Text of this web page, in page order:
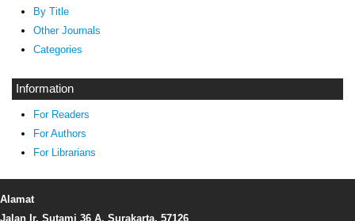
By Title
Other Journals
Categories
Information
For Readers
For Authors
For Librarians
Alamat
Jalan Ir. Sutami 36 A, Surakarta, 57126